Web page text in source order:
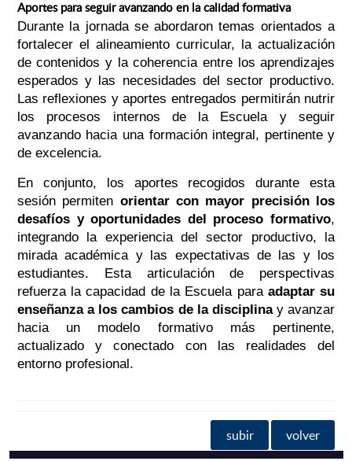
Aportes para seguir avanzando en la calidad formativa
Durante la jornada se abordaron temas orientados a
fortalecer el alineamiento curricular, la actualización
de contenidos y la coherencia entre los aprendizajes
esperados y las necesidades del sector productivo.
Las reflexiones y aportes entregados permitirán nutrir
los procesos internos de la Escuela y seguir
avanzando hacia una formación integral, pertinente y
de excelencia.
En conjunto, los aportes recogidos durante esta
sesión permiten orientar con mayor precisión los
desafíos y oportunidades del proceso formativo,
integrando la experiencia del sector productivo, la
mirada académica y las expectativas de las y los
estudiantes. Esta articulación de perspectivas
refuerza la capacidad de la Escuela para adaptar su
enseñanza a los cambios de la disciplinay avanzar
hacia un modelo formativo más pertinente,
actualizado y conectado con las realidades del
entorno profesional.
subir volver